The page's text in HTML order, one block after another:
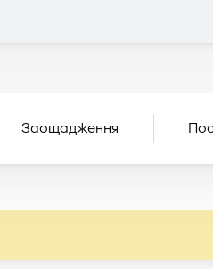
Заощадження